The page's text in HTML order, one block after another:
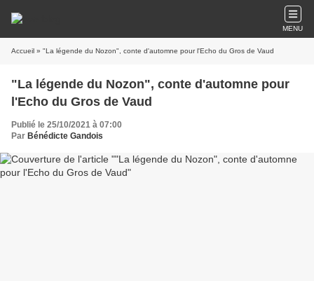
MENU
Accueil » "La légende du Nozon", conte d'automne pour l'Echo du Gros de Vaud
"La légende du Nozon", conte d'automne pour
l'Echo du Gros de Vaud
Publié le 25/10/2021 à 07:00
Par Bénédicte Gandois